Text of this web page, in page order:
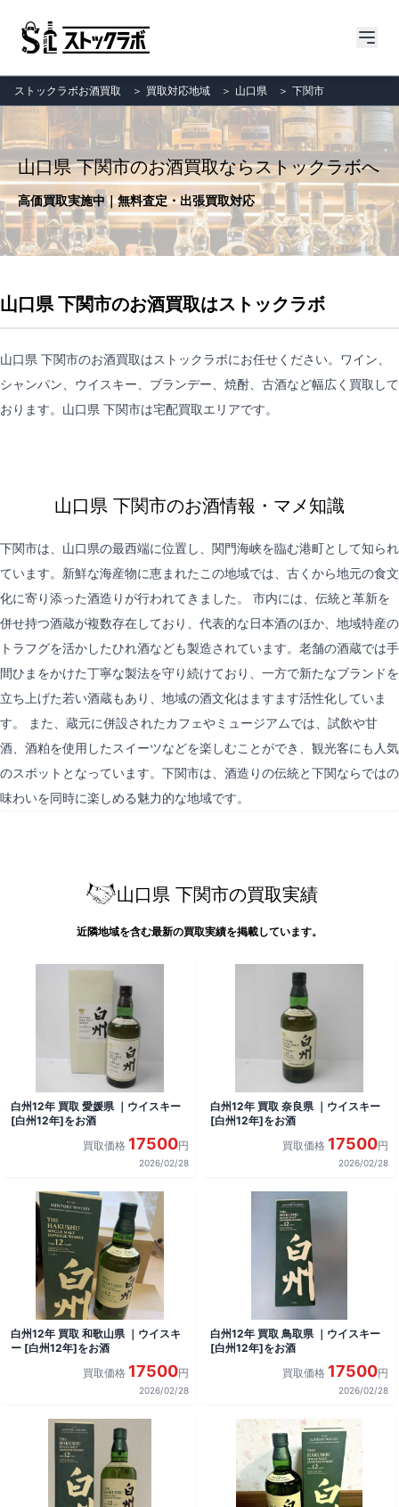
ストックラボお酒買取 ＞ 買取対応地域 ＞ 山口県 ＞ 下関市
山口県 下関市のお酒買取ならストックラボへ
高価買取実施中｜無料査定・出張買取対応
山口県 下関市のお酒買取はストックラボ
山口県 下関市のお酒買取はストックラボにお任せください。ワイン、
シャンパン、ウイスキー、ブランデー、焼酎、古酒など幅広く買取して
おります。山口県 下関市は宅配買取エリアです。
山口県 下関市のお酒情報・マメ知識
下関市は、山口県の最西端に位置し、関門海峡を臨む港町として知られ
ています。新鮮な海産物に恵まれたこの地域では、古くから地元の食文
化に寄り添った酒造りが行われてきました。 市内には、伝統と革新を
併せ持つ酒蔵が複数存在しており、代表的な日本酒のほか、地域特産の
トラフグを活かしたひれ酒なども製造されています。老舗の酒蔵では手
間ひまをかけた丁寧な製法を守り続けており、一方で新たなブランドを
立ち上げた若い酒蔵もあり、地域の酒文化はますます活性化していま
す。 また、蔵元に併設されたカフェやミュージアムでは、試飲や甘
酒、酒粕を使用したスイーツなどを楽しむことができ、観光客にも人気
のスポットとなっています。下関市は、酒造りの伝統と下関ならではの
味わいを同時に楽しめる魅力的な地域です。
山口県 下関市の買取実績
近隣地域を含む最新の買取実績を掲載しています。
白州12年 買取 愛媛県 ｜ウイスキー
[白州12年]をお酒
買取価格 17500円
2026/02/28
白州12年 買取 奈良県 ｜ウイスキー
[白州12年]をお酒
買取価格 17500円
2026/02/28
白州12年 買取 和歌山県 ｜ウイスキ
ー [白州12年]をお酒
買取価格 17500円
2026/02/28
白州12年 買取 鳥取県 ｜ウイスキー
[白州12年]をお酒
買取価格 17500円
2026/02/28